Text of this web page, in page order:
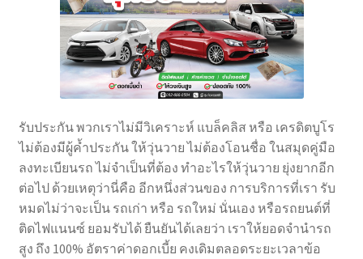
รับประกัน พวกเราไม่มีวิเคราะห์ แบล็คลิส หรือ เครดิตบูโร
ไม่ต้องมีผู้ค้ำประกัน ให้วุ่นวาย ไม่ต้องโอนชื่อ ในสมุดคู่มือ
ลงทะเบียนรถ ไม่จำเป็นที่ต้อง ทำอะไรให้วุ่นวาย ยุ่งยากอีก
ต่อไป ด้วยเหตุว่านี่คือ อีกหนึ่งส่วนของ การบริการที่เรา รับ
หมดไม่ว่าจะเป็น รถเก่า หรือ รถใหม่ นั่นเอง หรือรถยนต์ที่
ติดไฟแนนซ์ ยอมรับได้ ยืนยันได้เลยว่า เราให้ยอดจำนำรถ
สูง ถึง 100% อัตราค่าดอกเบี้ย คงเดิมตลอดระยะเวลาข้อ